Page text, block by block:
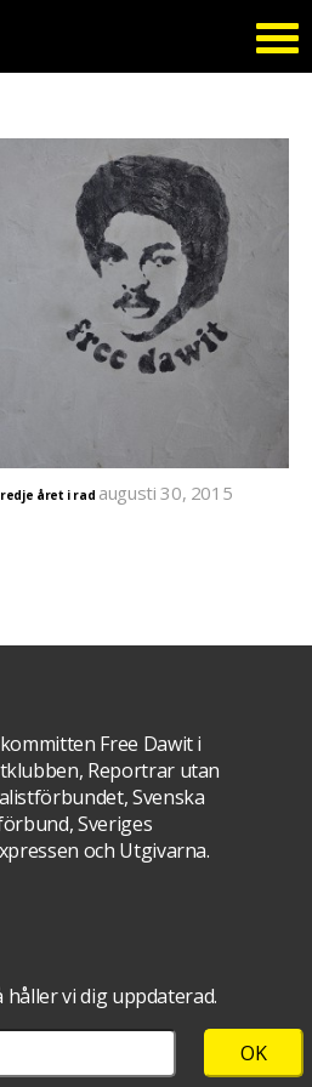
året i rad augusti 30, 2015
Free Dawit i
Reportrar utan
Svenska
Sveriges
och Utgivarna.
håller vi dig uppdaterad.